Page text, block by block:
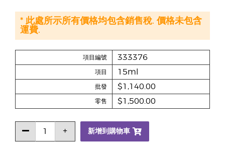
項目編號 333376
項目 15ml
批發 $1,140.00
零售 $1,500.00
新增到購物車
* 此處所示所有價格均包含銷售稅. 價格未包含
運費.